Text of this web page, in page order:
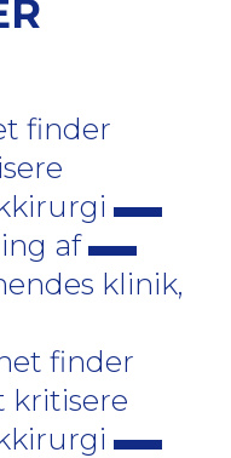
finder
af
klinik,
finder
kritisere